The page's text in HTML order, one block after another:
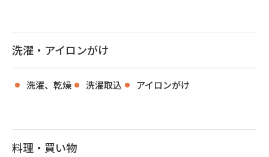
洗濯・アイロンがけ
洗濯、乾燥 洗濯取込 アイロンがけ
料理・買い物